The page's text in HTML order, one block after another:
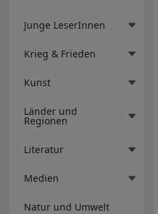
Junge LeserInnen
Krieg & Frieden
Kunst
Länder und
Regionen
Literatur
Medien
Natur und Umwelt